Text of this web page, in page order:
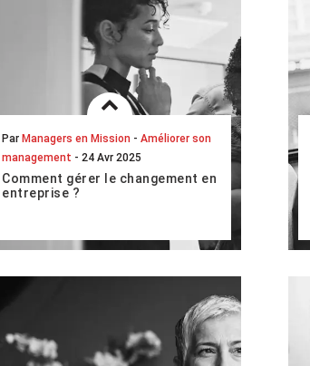
Par Managers en Mission -Améliorer son
management - 24 Avr 2025
Comment gérer le changement en
entreprise ?
L’entreprise bien ancrée dans ses
LIRE L'ARTICLE COMPLET